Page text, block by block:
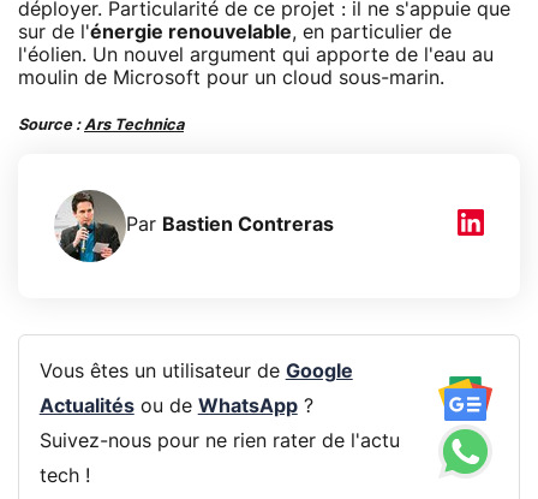
déployer. Particularité de ce projet : il ne s'appuie que
sur de l'énergie renouvelable, en particulier de
l'éolien. Un nouvel argument qui apporte de l'eau au
moulin de Microsoft pour un cloud sous-marin.
Source :Ars Technica
Par Bastien Contreras
Vous êtes un utilisateur de Google
Actualitésou de WhatsApp?
Suivez-nous pour ne rien rater de l'actu
tech !